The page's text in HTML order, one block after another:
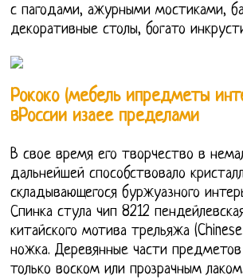
с пагодами, ажурными мостиками,
декоративные столы, богато
Рококо (мебель ипредметы
вРоссии изаее пределами
В свое время его творчество в
дальнейшей способствовало
складывающегося буржуазного
Спинка стула чип 8212
китайского мотива трельяжа
ножка. Деревянные части предметов
только воском или прозрачным